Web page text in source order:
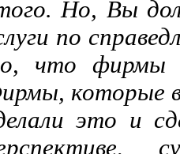
Но, Вы
по
что фирмы
которые
это и